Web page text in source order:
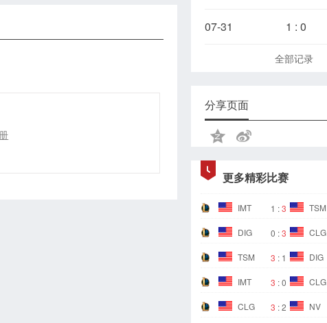
07-31 1 : 0
全部记录
分享页面
更多精彩比赛
IMT 1 :3 TSM
DIG 0 :3 CLG
TSM 3 : 1 DIG
IMT 3 :0 CLG
CLG 3 :2 NV